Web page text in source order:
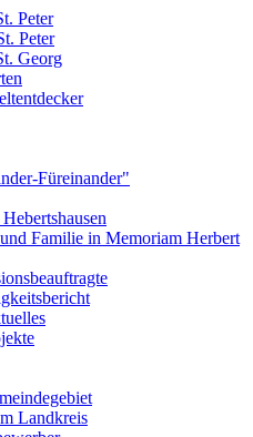
Peter
Peter
Georg
Füreinander"
Familie in Memoriam Herbert
Landkreis